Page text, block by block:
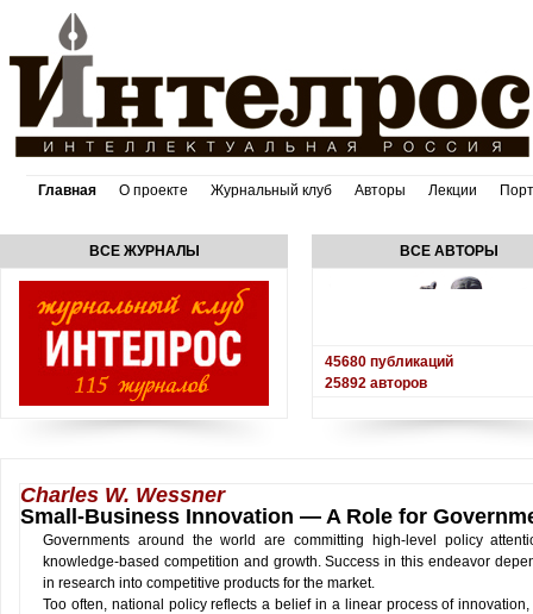
Главная О проекте Журнальный клуб Авторы Лекции
ВСЕ ЖУРНАЛЫ ВСЕ АВТОРЫ
45680 публикаций
25892 авторов
Charles W. Wessner
Small-Business Innovation — A Role for
Governments around the world are committing high-level policy
knowledge-based competition and growth. Success in this endeavor
in research into competitive products for the market.
Too often, national policy reflects a belief in a linear process of